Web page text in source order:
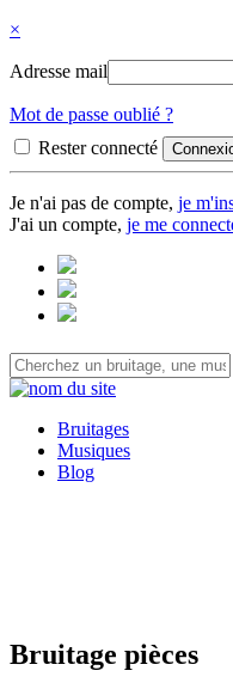
×
Adresse mail
Mot de passe oublié ?
Rester connecté
Je n'ai pas de compte, je
J'ai un compte, je me
Bruitages
Musiques
Blog
Bruitage pièces